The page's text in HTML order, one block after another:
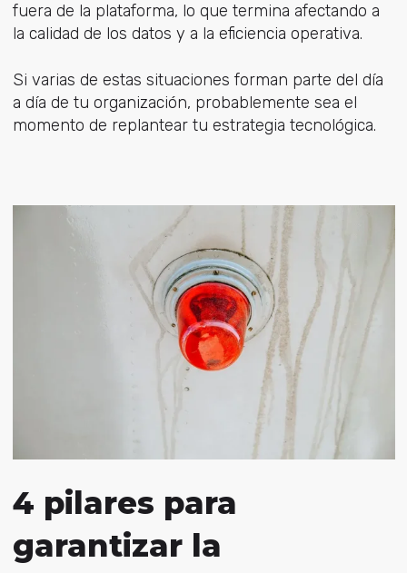
fuera de la plataforma, lo que termina afectando a
la calidad de los datos y a la eficiencia operativa.
Si varias de estas situaciones forman parte del día
a día de tu organización, probablemente sea el
momento de replantear tu estrategia tecnológica.
4 pilares para
garantizar la